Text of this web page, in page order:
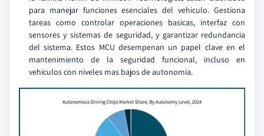
para manejar funciones esenciales del vehiculo. Gestiona
tareas como controlar operaciones basicas, interfaz con
sensores y sistemas de seguridad, y garantizar redundancia
del sistema. Estos MCU desempenan un papel clave en el
mantenimiento de la seguridad funcional, incluso en
vehiculos con niveles mas bajos de autonomia.